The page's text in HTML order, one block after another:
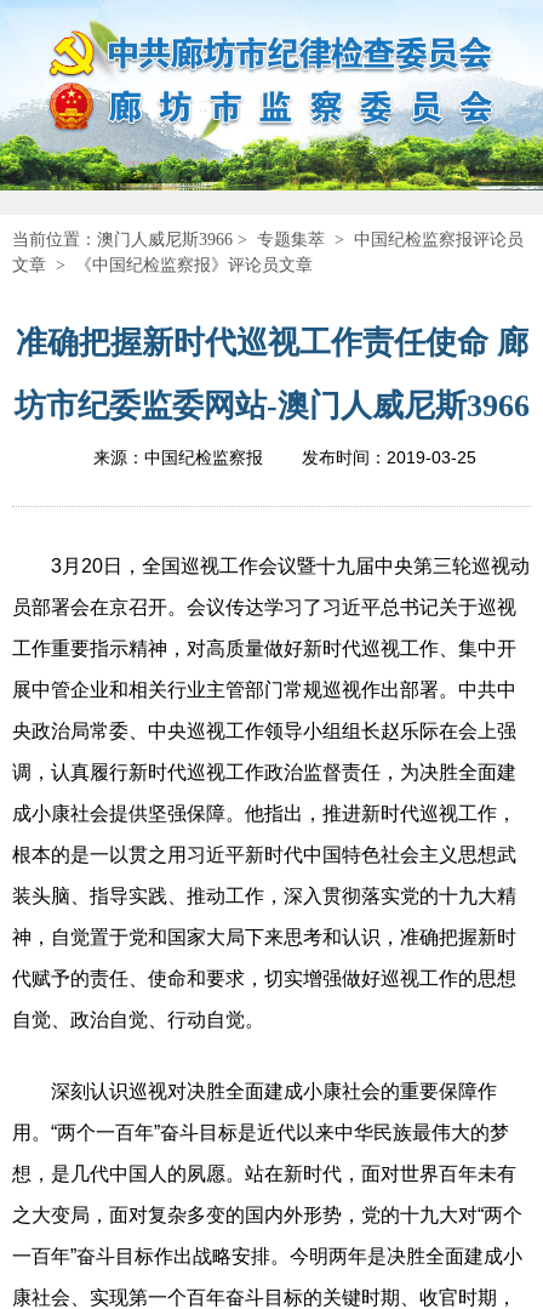
当前位置： 澳门人威尼斯3966 > 专题集萃 > 中国纪检监察报评论员
文章 > 《中国纪检监察报》评论员文章
准确把握新时代巡视工作责任使命 廊
坊市纪委监委网站-澳门人威尼斯3966
来源：中国纪检监察报 发布时间： 2019-03-25
3月20日，全国巡视工作会议暨十九届中央第三轮巡视动
员部署会在京召开。会议传达学习了习近平总书记关于巡视
工作重要指示精神，对高质量做好新时代巡视工作、集中开
展中管企业和相关行业主管部门常规巡视作出部署。中共中
央政治局常委、中央巡视工作领导小组组长赵乐际在会上强
调，认真履行新时代巡视工作政治监督责任，为决胜全面建
成小康社会提供坚强保障。他指出，推进新时代巡视工作，
根本的是一以贯之用习近平新时代中国特色社会主义思想武
装头脑、指导实践、推动工作，深入贯彻落实党的十九大精
神，自觉置于党和国家大局下来思考和认识，准确把握新时
代赋予的责任、使命和要求，切实增强做好巡视工作的思想
自觉、政治自觉、行动自觉。
深刻认识巡视对决胜全面建成小康社会的重要保障作
用。“两个一百年”奋斗目标是近代以来中华民族最伟大的梦
想，是几代中国人的夙愿。站在新时代，面对世界百年未有
之大变局，面对复杂多变的国内外形势，党的十九大对“两个
一百年”奋斗目标作出战略安排。今明两年是决胜全面建成小
康社会、实现第一个百年奋斗目标的关键时期、收官时期，